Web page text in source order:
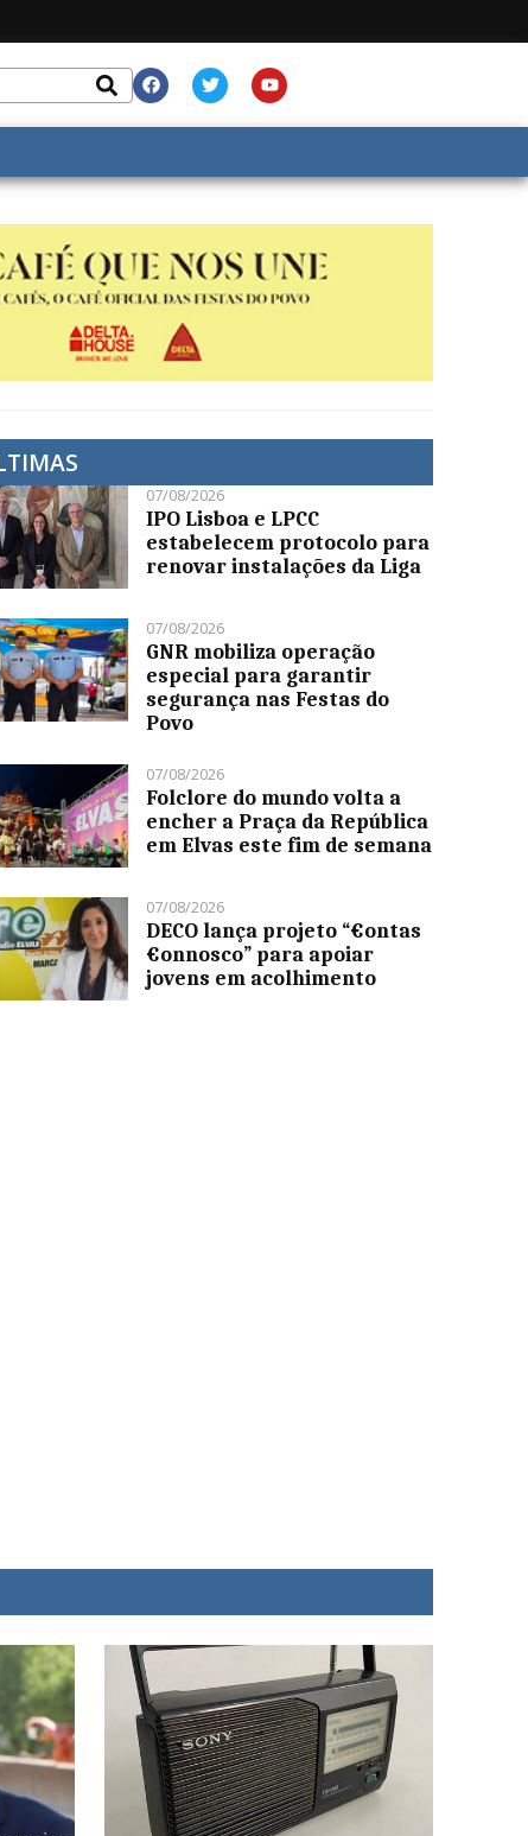
07/08/2026
IPO Lisboa e LPCC
estabelecem protocolo para
renovar instalações da Liga
07/08/2026
GNR mobiliza operação
especial para garantir
segurança nas Festas do
Povo
07/08/2026
Folclore do mundo volta a
encher a Praça da República
em Elvas este fim de semana
07/08/2026
DECO lança projeto “€ontas
€onnosco” para apoiar
jovens em acolhimento